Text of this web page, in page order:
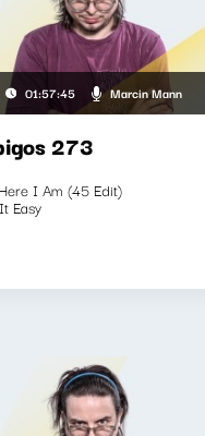
01:57:45 Marcin Mann
273
I Am (45 Edit)
Easy